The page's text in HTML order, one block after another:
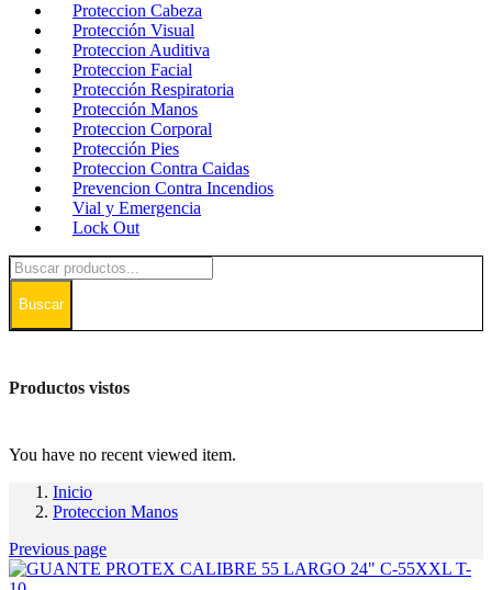
Proteccion Cabeza
Protección Visual
Proteccion Auditiva
Proteccion Facial
Protección Respiratoria
Protección Manos
Proteccion Corporal
Protección Pies
Proteccion Contra Caidas
Prevencion Contra Incendios
Vial y Emergencia
Lock Out
Buscar
Productos vistos
You have no recent viewed item.
Inicio
Proteccion Manos
Previous page